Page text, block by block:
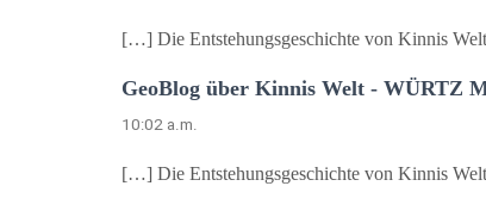
[…] Die Entstehungsgeschichte von Kinnis
GeoBlog über Kinnis Welt - WÜRTZ
10:02 a.m.
[…] Die Entstehungsgeschichte von Kinnis